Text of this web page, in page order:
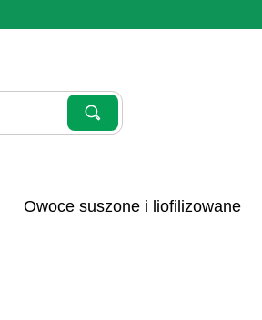
WyczyśćSzukaj
Owoce suszone i liofilizowane